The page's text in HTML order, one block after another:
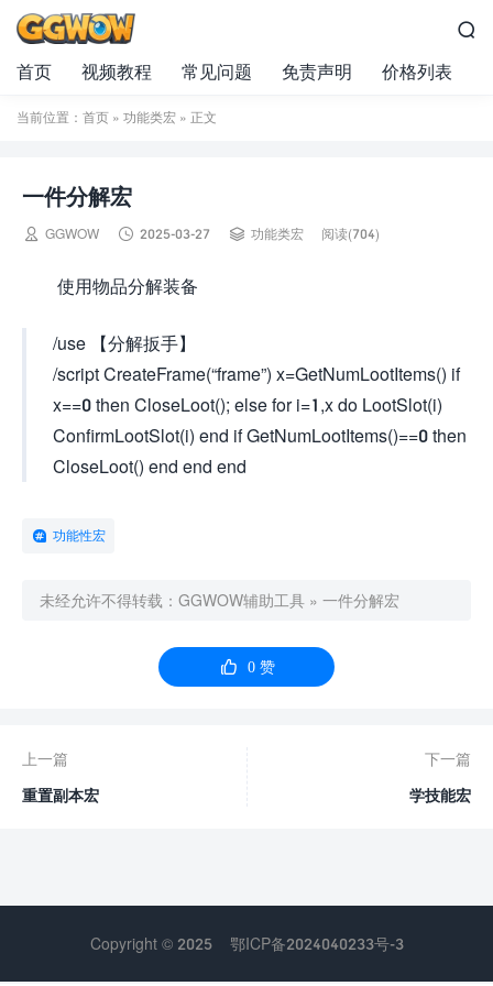

首页 视频教程 常见问题 免责声明 价格列表
当前位置： 首页 » 功能类宏 » 正文
一件分解宏
 GGWOW  2025-03-27  功能类宏 阅读(704)
使用物品分解装备
/use 【分解扳手】
/script CreateFrame(“frame”) x=GetNumLootItems() if
x==0 then CloseLoot(); else for i=1,x do LootSlot(i)
ConfirmLootSlot(i) end if GetNumLootItems()==0 then
CloseLoot() end end end
功能性宏
未经允许不得转载： GGWOW辅助工具 » 一件分解宏
 0赞
上一篇
重置副本宏
下一篇
学技能宏
Copyright © 2025 鄂ICP备2024040233号-3